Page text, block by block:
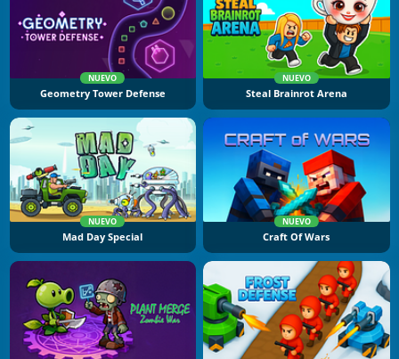
NUEVO
Geometry Tower Defense
NUEVO
Steal Brainrot Arena
NUEVO
Mad Day Special
NUEVO
Craft Of Wars